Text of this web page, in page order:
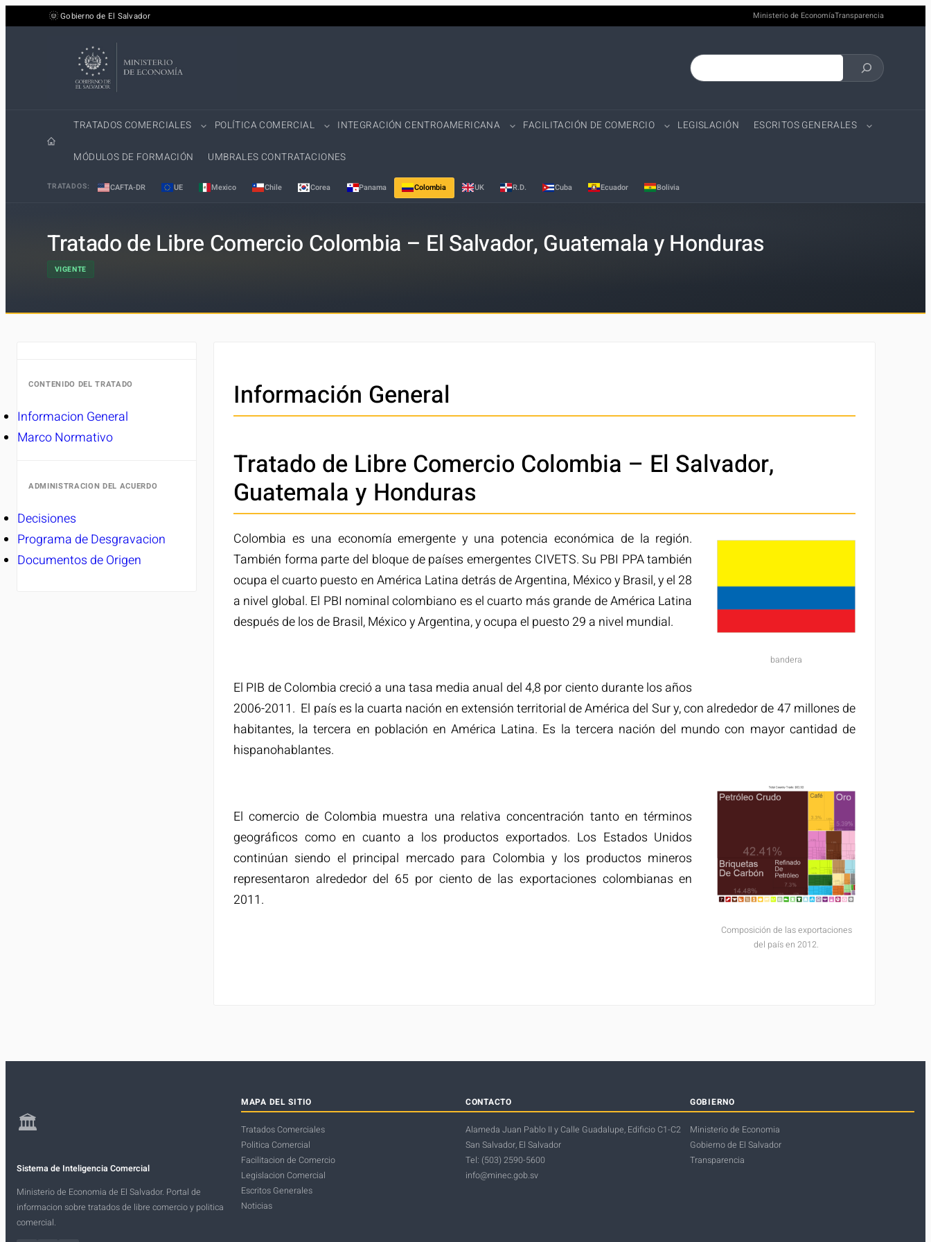
Gobierno de El Salvador Ministerio de EconomíaTransparencia
Buscar
el
TRATADOS COMERCIALES POLÍTICA COMERCIAL INTEGRACIÓN CENTROAMERICANA FACILITACIÓN DE COMERCIO LEGISLACIÓN ESCRITOS GENERALES
MÓDULOS DE FORMACIÓN UMBRALES CONTRATACIONES
TRATADOS: CAFTA-DR UE Mexico Chile Corea Panama Colombia UK R.D. Cuba Ecuador Bolivia
Tratado de Libre Comercio Colombia – El Salvador, Guatemala y Honduras
VIGENTE
CONTENIDO DEL TRATADO
Informacion General
Marco Normativo
ADMINISTRACION DEL ACUERDO
Decisiones
Programa de Desgravacion
Documentos de Origen
Información General
Tratado de Libre Comercio Colombia – El Salvador,
Guatemala y Honduras
bandera
Colombia es una economía emergente y una potencia económica de la región.
También forma parte del bloque de países emergentes CIVETS. Su PBI PPA también
ocupa el cuarto puesto en América Latina detrás de Argentina, México y Brasil, y el 28
a nivel global. El PBI nominal colombiano es el cuarto más grande de América Latina
después de los de Brasil, México y Argentina, y ocupa el puesto 29 a nivel mundial.
El PIB de Colombia creció a una tasa media anual del 4,8 por ciento durante los años
2006-2011. El país es la cuarta nación en extensión territorial de América del Sur y, con alrededor de 47 millones de
habitantes, la tercera en población en América Latina. Es la tercera nación del mundo con mayor cantidad de
hispanohablantes.
Composición de las exportaciones
del país en 2012.
El comercio de Colombia muestra una relativa concentración tanto en términos
geográficos como en cuanto a los productos exportados. Los Estados Unidos
continúan siendo el principal mercado para Colombia y los productos mineros
representaron alrededor del 65 por ciento de las exportaciones colombianas en
2011.
🏛
Sistema de Inteligencia Comercial
Ministerio de Economia de El Salvador. Portal de
informacion sobre tratados de libre comercio y politica
comercial.
MAPA DEL SITIO
Tratados Comerciales
Politica Comercial
Facilitacion de Comercio
Legislacion Comercial
Escritos Generales
Noticias
CONTACTO
Alameda Juan Pablo II y Calle Guadalupe, Edificio C1-C2
San Salvador, El Salvador
Tel: (503) 2590-5600
info@minec.gob.sv
GOBIERNO
Ministerio de Economia
Gobierno de El Salvador
Transparencia